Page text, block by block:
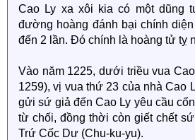
Cao Ly xa xôi kia có một dũng
đường hoàng đánh bại chính
đến 2 lần. Đó chính là hoàng tử tỵ
Vào năm 1225, dưới triều vua
1259), vị vua thứ 23 của nhà Cao
gửi sứ giả đến Cao Ly yêu cầu
từ chối, đồng thời còn giết chết
Trứ Cốc Dư (Chu-ku-yu).